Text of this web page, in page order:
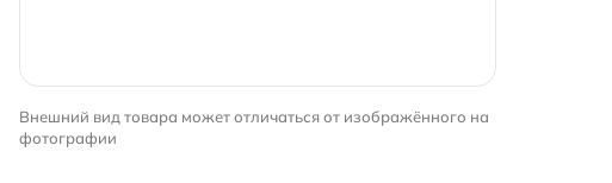
Внешний вид товара может отличаться от изображённого на
фотографии